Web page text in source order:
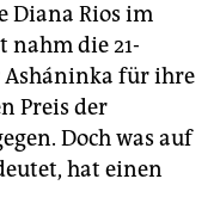
Diana Rios im
nahm die 21-
Asháninka für ihre
Preis der
Doch was auf
hat einen